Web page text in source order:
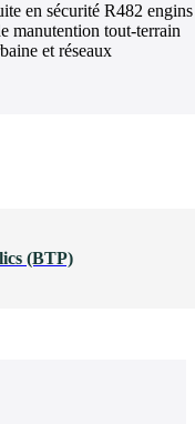
en sécurité R482
manutention tout-terrain
et réseaux
(BTP)